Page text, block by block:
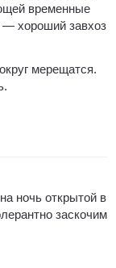
временные
— хороший завхоз
мерещатся.
ночь открытой в
заскочим